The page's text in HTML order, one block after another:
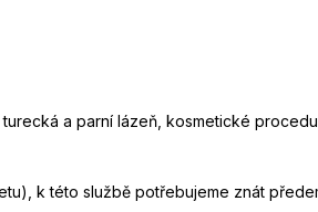
a parní lázeň, kosmetické
k této službě potřebujeme znát